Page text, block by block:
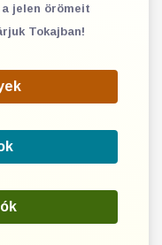
jelen örömeit
Tokajban!